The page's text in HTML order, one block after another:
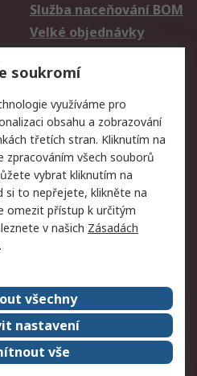
Služba naceňování BOM
Velké objednávky
Obchodní podmínky
společnosti RS
Zabezpečení
elektronické pošty
Zásady ochrany
osobních údajů
Kontakt
RS Group
Ocenění
soukromí
využíváme pro
obsahu a zobrazování
třetích stran. Kliknutím na
zpracováním všech souborů
vybrat kliknutím na
si to nepřejete, klikněte na
omezit přístup k určitým
v našich Zásadách
.
všechny
nastavení
vše